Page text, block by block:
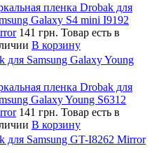
пленка Drobak для
Galaxy S4 mini I9192
141 грн. Товар есть в
В корзину
для Samsung Galaxy Young
пленка Drobak для
Galaxy Young S6312
141 грн. Товар есть в
В корзину
для Samsung GT-I8262 Mirror